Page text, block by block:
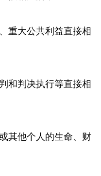
重大公共利益直接相
和判决执行等直接相
其他个人的生命、财